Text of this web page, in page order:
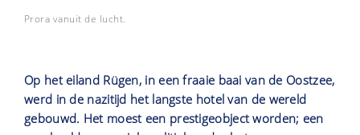
Prora vanuit de lucht.
Op het eiland Rügen, in een fraaie baai van de Oostzee,
werd in de nazitijd het langste hotel van de wereld
gebouwd. Het moest een prestigeobject worden; een